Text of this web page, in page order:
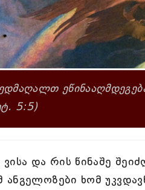
5:5)
ვისა და რის წინაშე
ანგელოზები ხომ